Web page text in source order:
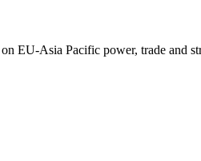
EU-Asia Pacific power, trade and